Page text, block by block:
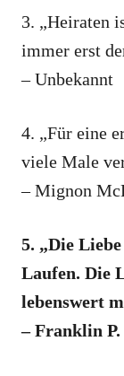
3. „Heiraten
immer erst
– Unbekannt
4. „Für eine
viele Male
– Mignon
5. „Die
Laufen. Die
lebenswert
– Franklin P.